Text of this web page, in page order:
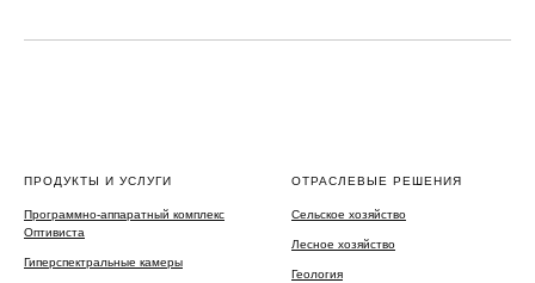
ПРОДУКТЫ И УСЛУГИ
Программно-аппаратный комплекс
Оптивиста
Гиперспектральные камеры
ОТРАСЛЕВЫЕ РЕШЕНИЯ
Сельское хозяйство
Лесное хозяйство
Геология